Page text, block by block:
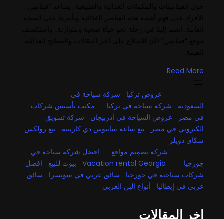
Read More
عروض تركيا
شركة سياحة في
السعودية
شركة سياحة في تركيا
مكتب تأسيس شركات
في مصر
عروض السياحة في أذربيجان
شركة تسويق
الكتروني في مصر
بيع ساعة سانتوس دي كارتييه
بيع رولكس
سكاي دويلر
شركة تصميم مواقع
افضل شركة سياحة في
جورجيا
Vacation rental Georgia بيوت للبيع
افضل
شركات سياحية في جورجيا
سائق عربي في سويسرا
سائق
عربي في إيطاليا
أنواع البن العربي
اخر المقالات